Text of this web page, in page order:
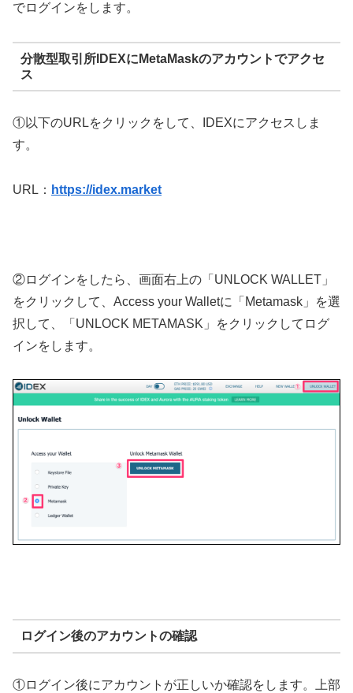
でログインをします。
分散型取引所IDEXにMetaMaskのアカウントでアクセ
ス
①以下のURLをクリックをして、IDEXにアクセスしま
す。
URL： https://idex.market
②ログインをしたら、画面右上の「UNLOCK WALLET」
をクリックして、Access your Walletに「Metamask」を選
択して、「UNLOCK METAMASK」をクリックしてログ
インをします。
ログイン後のアカウントの確認
①ログイン後にアカウントが正しいか確認をします。上部